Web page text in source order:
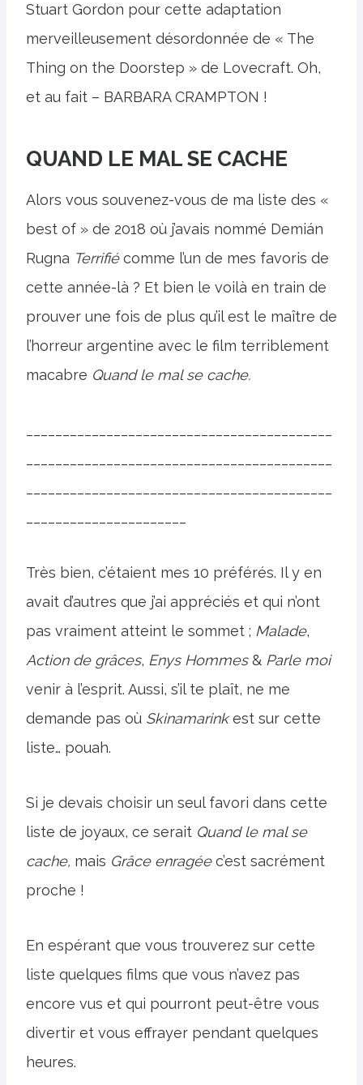
Stuart Gordon pour cette adaptation
merveilleusement désordonnée de « The
Thing on the Doorstep » de Lovecraft. Oh,
et au fait – BARBARA CRAMPTON !
QUAND LE MAL SE CACHE
Alors vous souvenez-vous de ma liste des «
best of » de 2018 où j’avais nommé Demián
Rugna Terrifiécomme l’un de mes favoris de
cette année-là ? Et bien le voilà en train de
prouver une fois de plus qu’il est le maître de
l’horreur argentine avec le film terriblement
macabre Quand le mal se cache.
Très bien, c’étaient mes 10 préférés. Il y en
avait d’autres que j’ai appréciés et qui n’ont
pas vraiment atteint le sommet ; Malade,
Action de grâces, Enys Hommes& Parle moi
venir à l’esprit. Aussi, s’il te plaît, ne me
demande pas où Skinamarinkest sur cette
liste… pouah.
Si je devais choisir un seul favori dans cette
liste de joyaux, ce serait Quand le mal se
cache, mais Grâce enragéec’est sacrément
proche !
En espérant que vous trouverez sur cette
liste quelques films que vous n’avez pas
encore vus et qui pourront peut-être vous
divertir et vous effrayer pendant quelques
heures.